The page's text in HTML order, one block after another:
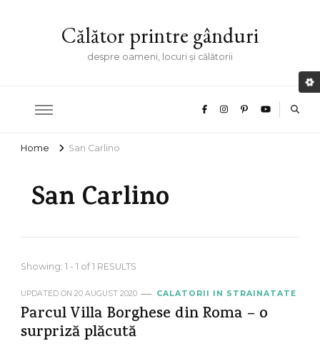
Călător printre gânduri
despre oameni, locuri și călătorii
Home San Carlino
San Carlino
Showing: 1 - 1 of 1 RESULTS
UPDATED ON 20 AUGUST 2020 CALATORII IN STRAINATATE
Parcul Villa Borghese din Roma – o
surpriză plăcută